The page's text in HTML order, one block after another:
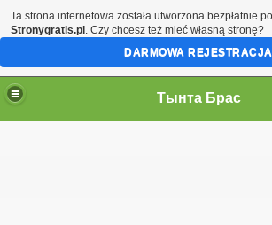
Тынта Брас
Ta strona internetowa została utworzona bezpłatnie
Stronygratis.pl . Czy chcesz też mieć własną stronę?
DARMOWA REJESTRACJA